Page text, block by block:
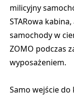
milicyjny
STARowa
samochody w
ZOMO podczas
wyposażeniem.
Samo wejście